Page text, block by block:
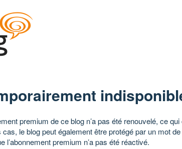
premium de ce blog n’a pas été renouvelé, ce
le blog peut également être protégé par un mot
l’abonnement premium n’a pas été réactivé.